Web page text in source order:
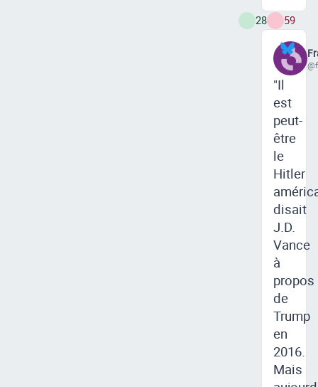
28 59
"Il
est
peut-
être
le
Hitler
disait
J.D.
Vance
à
propos
de
Trump
en
2016.
Mais